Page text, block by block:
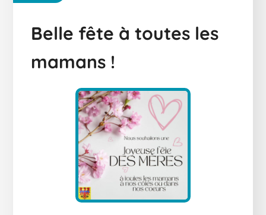
Belle fête à toutes les
mamans !